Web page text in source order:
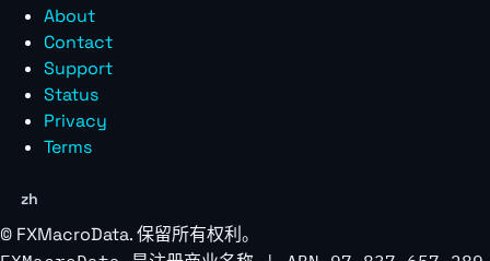
About
Contact
Support
Status
Privacy
Terms
zh
© FXMacroData. 保留所有权利。